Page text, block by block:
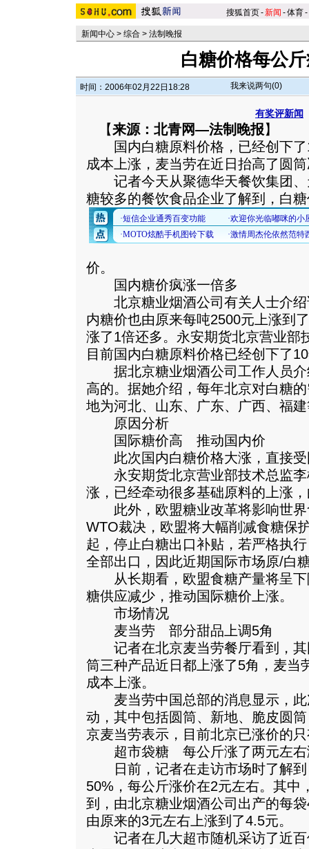
搜狐首页-新闻 -体育-
新闻中心 > 综合 > 法制晚报
白糖价格每公
时间：2006年02月22日18:28 我来说两句(0)
有奖评新闻
【来源：北青网—法制晚报】
国内白糖原料价格，已经创下了
成本上涨，麦当劳在近日抬高了圆
记者今天从聚德华天餐饮集团、
糖较多的餐饮食品企业了解到，白
价。
国内糖价疯涨一倍多
北京糖业烟酒公司有关人士介绍
内糖价也由原来每吨2500元上涨到
涨了1倍还多。永安期货北京营业部
目前国内白糖原料价格已经创下了
据北京糖业烟酒公司工作人员介
高的。据她介绍，每年北京对白糖
地为河北、山东、广东、广西、福
原因分析
国际糖价高 推动国内价
此次国内白糖价格大涨，直接受
永安期货北京营业部技术总监李
涨，已经牵动很多基础原料的上涨
此外，欧盟糖业改革将影响世界
WTO裁决，欧盟将大幅削减食糖保
起，停止白糖出口补贴，若严格执
全部出口，因此近期国际市场原/白
从长期看，欧盟食糖产量将呈下
糖供应减少，推动国际糖价上涨。
市场情况
麦当劳 部分甜品上调5角
记者在北京麦当劳餐厅看到，其
筒三种产品近日都上涨了5角，麦当
成本上涨。
麦当劳中国总部的消息显示，此
动，其中包括圆筒、新地、脆皮圆
京麦当劳表示，目前北京已涨价的
超市袋糖 每公斤涨了两元左右
日前，记者在走访市场时了解到
50%，每公斤涨价在2元左右。其中
到，由北京糖业烟酒公司出产的每
由原来的3元左右上涨到了4.5元。
记者在几大超市随机采访了近百